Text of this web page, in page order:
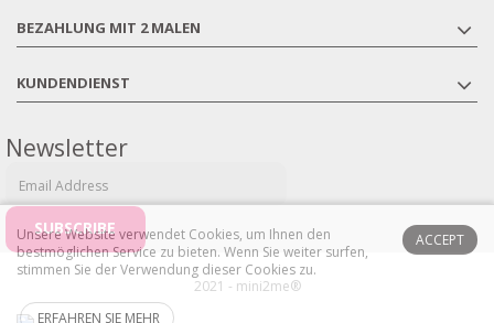
BEZAHLUNG MIT 2 MALEN
KUNDENDIENST
Newsletter
2021 - mini2me®
ACCEPT
Unsere Website verwendet Cookies, um Ihnen den
bestmöglichen Service zu bieten. Wenn Sie weiter surfen,
stimmen Sie der Verwendung dieser Cookies zu.
ERFAHREN SIE MEHR